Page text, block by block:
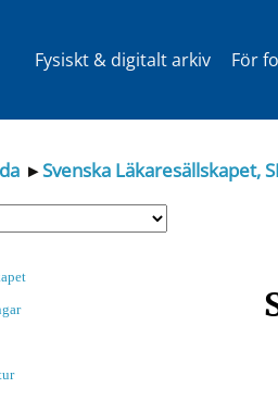
Fysiskt & digitalt arkiv För
▸Svenska Läkaresällskapet,